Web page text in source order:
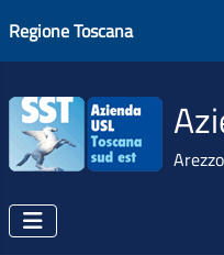
Regione Toscana